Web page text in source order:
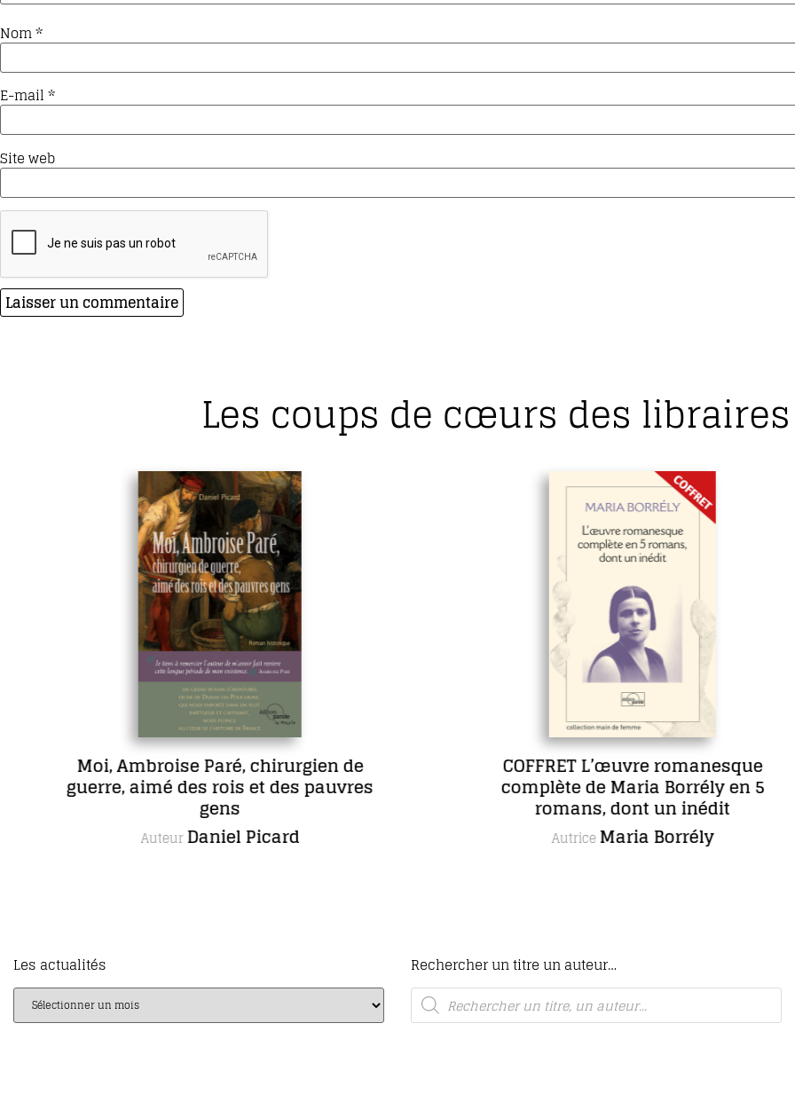
Nom*
E-mail*
Site web
Les coups de cœurs des
Moi, Ambroise Paré, chirurgien de
guerre, aimé des rois et des pauvres
gens
AuteurDaniel Picard
COFFRET L’œuvre romanesque
complète de Maria Borrély en 5
romans, dont un inédit
AutriceMaria Borrély
Les actualités Rechercher un titre un auteur…